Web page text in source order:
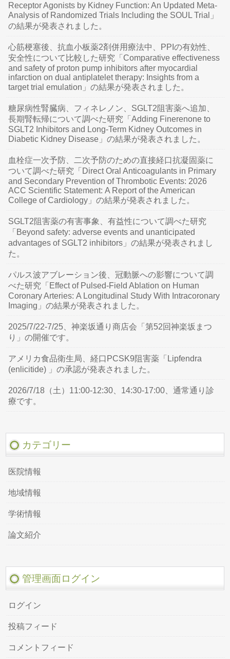
Receptor Agonists by Kidney Function: An Updated Meta-
Analysis of Randomized Trials Including the SOUL Trial」
の結果が発表されました。
心筋梗塞後、抗血小板薬2剤併用療法中、PPIの有効性、
安全性について比較した研究「Comparative effectiveness
and safety of proton pump inhibitors after myocardial
infarction on dual antiplatelet therapy: Insights from a
target trial emulation」の結果が発表されました。
糖尿病性腎臓病、フィネレノン、SGLT2阻害薬へ追加、
長期腎転帰について調べた研究「Adding Finerenone to
SGLT2 Inhibitors and Long-Term Kidney Outcomes in
Diabetic Kidney Disease」の結果が発表されました。
血栓症一次予防、二次予防のための直接経口抗凝固薬に
ついて調べた研究「Direct Oral Anticoagulants in Primary
and Secondary Prevention of Thrombotic Events: 2026
ACC Scientific Statement: A Report of the American
College of Cardiology」の結果が発表されました。
SGLT2阻害薬の有害事象、有益性について調べた研究
「Beyond safety: adverse events and unanticipated
advantages of SGLT2 inhibitors」の結果が発表されまし
た。
パルス波アブレーション後、冠動脈への影響について調
べた研究「Effect of Pulsed-Field Ablation on Human
Coronary Arteries: A Longitudinal Study With Intracoronary
Imaging」の結果が発表されました。
2025/7/22-7/25、神楽坂通り商店会「第52回神楽坂まつ
り」の開催です。
アメリカ食品衛生局、経口PCSK9阻害薬「Lipfendra
(enlicitide) 」の承認が発表されました。
2026/7/18（土）11:00-12:30、14:30-17:00、通常通り診
療です。
カテゴリー
医院情報
地域情報
学術情報
論文紹介
管理画面ログイン
ログイン
投稿フィード
コメントフィード